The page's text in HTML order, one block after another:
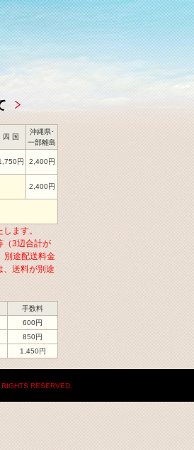
四 国
沖縄県･
一部離島
円 2,400円
2,400円
します。
（3辺合計が
別途配送料金
、送料が別途
手数料
600円
850円
1,450円
RESERVED.